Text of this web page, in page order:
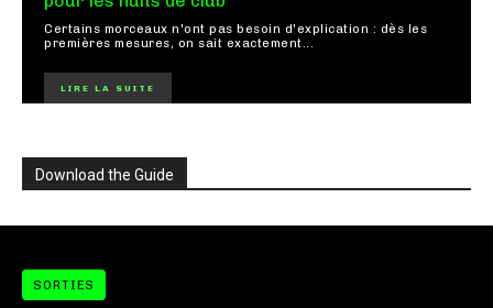
Certains morceaux n'ont pas besoin d'explication : dès les
premières mesures, on sait exactement...
LIRE LA SUITE
Download the Guide
SORTIES